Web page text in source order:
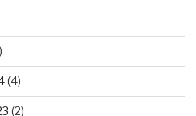
(4)
(2)